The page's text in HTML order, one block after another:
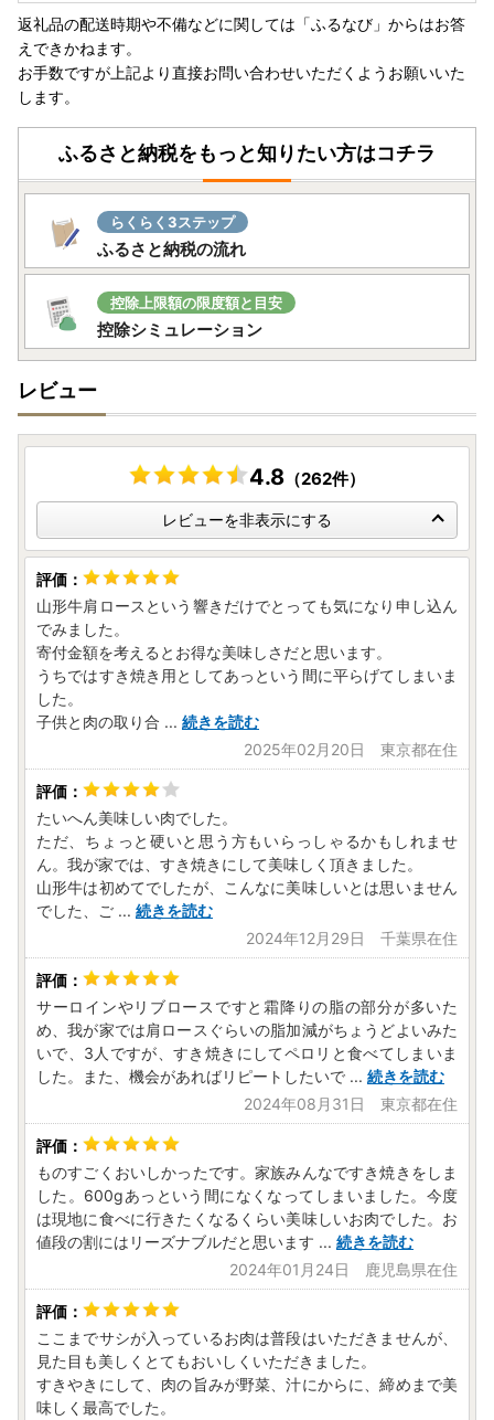
返礼品の配送時期や不備などに関しては「ふるなび」からはお答
えできかねます。
お手数ですが上記より直接お問い合わせいただくようお願いいた
します。
ふるさと納税をもっと知りたい方はコチラ
らくらく3ステップ
ふるさと納税の流れ
控除上限額の限度額と目安
控除シミュレーション
レビュー
4.8 （262件）
レビューを非表示にする
山形牛肩ロースという響きだけでとっても気になり申し込ん
でみました。
寄付金額を考えるとお得な美味しさだと思います。
うちではすき焼き用としてあっという間に平らげてしまいま
した。
子供と肉の取り合 ... 続きを読む
2025年02月20日 東京都在住
たいへん美味しい肉でした。
ただ、ちょっと硬いと思う方もいらっしゃるかもしれませ
ん。我が家では、すき焼きにして美味しく頂きました。
山形牛は初めてでしたが、こんなに美味しいとは思いません
でした、ご ... 続きを読む
2024年12月29日 千葉県在住
サーロインやリブロースですと霜降りの脂の部分が多いた
め、我が家では肩ロースぐらいの脂加減がちょうどよいみた
いで、3人ですが、すき焼きにしてペロリと食べてしまいま
した。また、機会があればリピートしたいで ... 続きを読む
2024年08月31日 東京都在住
ものすごくおいしかったです。家族みんなですき焼きをしま
した。600gあっという間になくなってしまいました。今度
は現地に食べに行きたくなるくらい美味しいお肉でした。お
値段の割にはリーズナブルだと思います ... 続きを読む
2024年01月24日 鹿児島県在住
ここまでサシが入っているお肉は普段はいただきませんが、
見た目も美しくとてもおいしくいただきました。
すきやきにして、肉の旨みが野菜、汁にからに、締めまで美
味しく最高でした。